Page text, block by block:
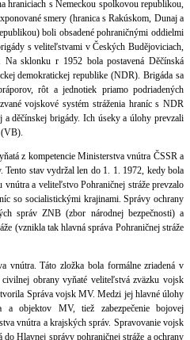
hraniciach s Nemeckou spolkovou republikou,
smery (hranica s Rakúskom, Dunaj a
boli obsadené pohraničnými oddielmi
s veliteľstvami v Českých Budějoviciach,
sklonku r 1952 bola postavená Děčínská
demokratickej republike (NDR). Brigáda sa
rôt a jednotiek priamo podriadených
vojskové systém stráženia hraníc s NDR
děčínskej brigády. Ich úseky a úlohy prevzali
(VB).
z kompetencie Ministerstva vnútra ČSSR a
Tento stav vydržal len do 1. 1. 1972, kedy bola
vnútra a veliteľstvo Pohraničnej stráže prevzalo
so socialistickými krajinami. Správy ochrany
správ ZNB (zbor národnej bezpečnosti) a
(vznikla tak hlavná správa Pohraničnej stráže
vnútra. Táto zložka bola formálne zriadená v
obrany vyňaté veliteľstvá zväzku vojsk
Správa vojsk MV. Medzi jej hlavné úlohy
a objektov MV, tiež zabezpečenie bojovej
vnútra a krajských správ. Spravovanie vojsk
Hlavnej správy pohraničnej stráže a ochrany